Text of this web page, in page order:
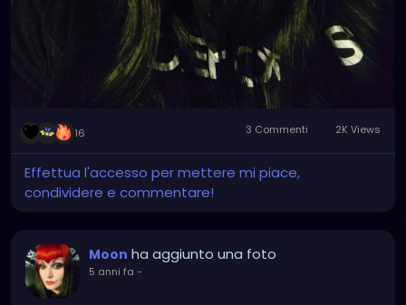
16 3 Commenti 2K Views
Effettua l'accesso per mettere mi piace,
condividere e commentare!
Moon ha aggiunto una foto
5 anni fa -